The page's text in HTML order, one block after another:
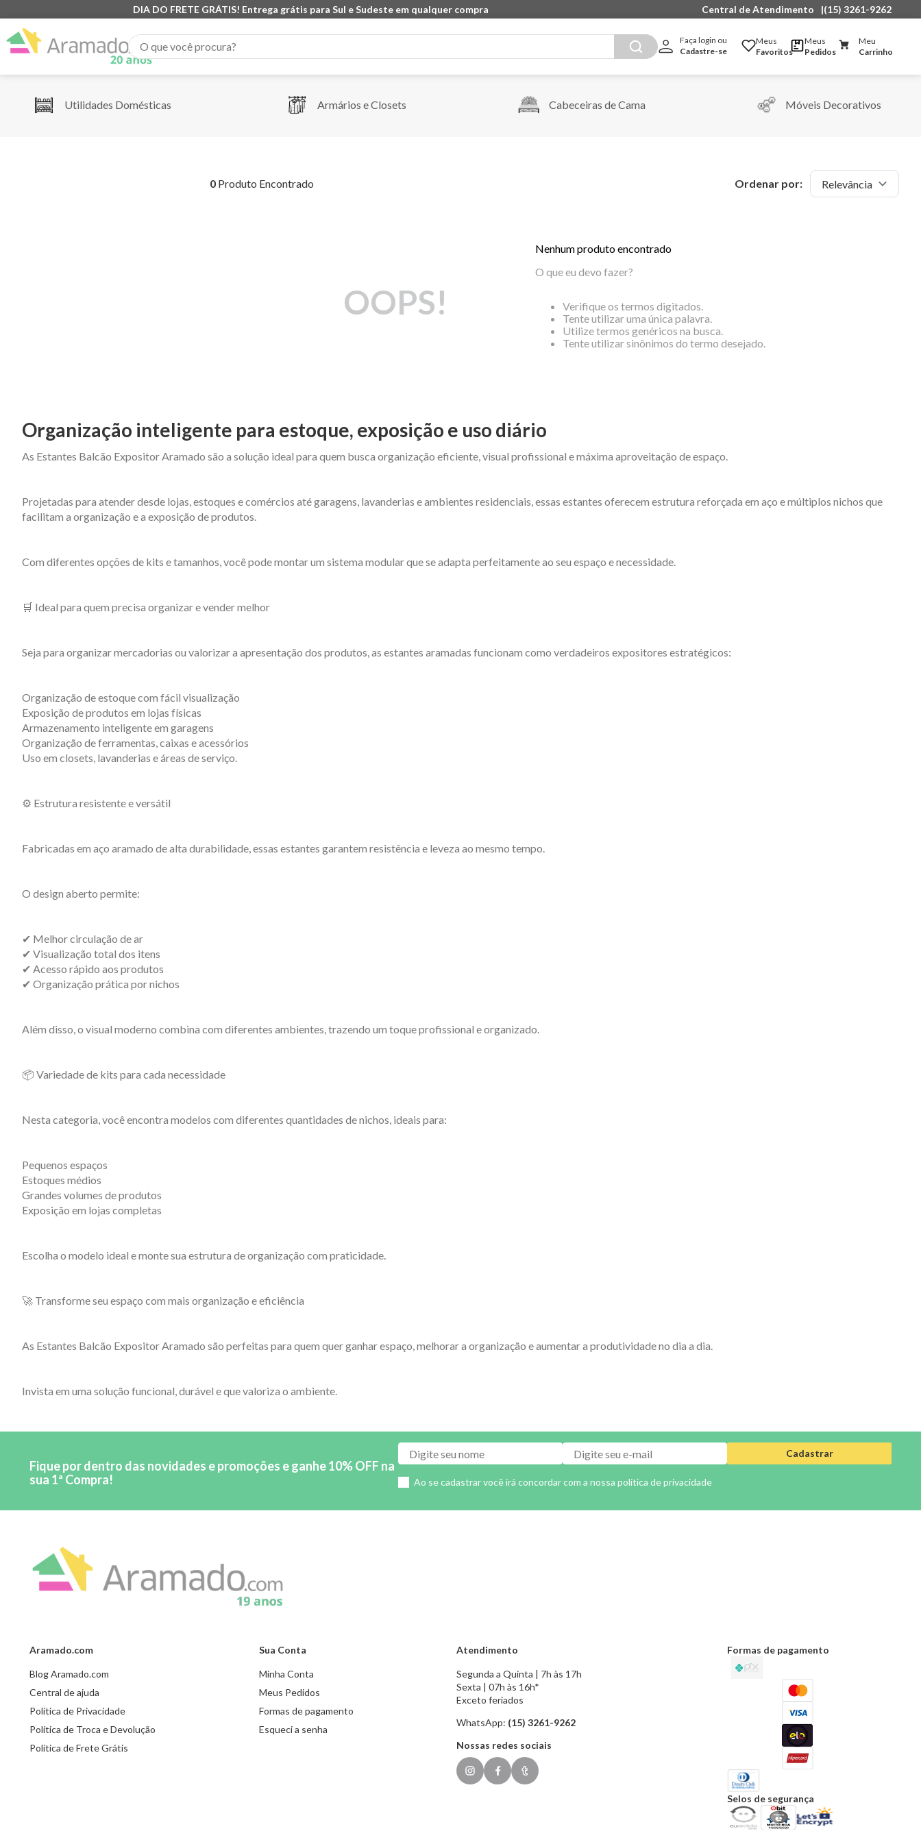
DIA DO FRETE GRÁTIS! Entrega grátis para Sul e Sudeste em qualquer compra Central de Atendimento |(15) 3261-9262
O que você procura?
Faça login ou
Cadastre-se
Meus
Favoritos
Meus
Pedidos
Meu
Carrinho
Utilidades Domésticas Armários e Closets Cabeceiras de Cama Móveis Decorativos
0 Produto Encontrado Ordenar por: Relevância
OOPS!
Nenhum produto encontrado
O que eu devo fazer?
Verifique os termos digitados.
Tente utilizar uma única palavra.
Utilize termos genéricos na busca.
Tente utilizar sinônimos do termo desejado.
Organização inteligente para estoque, exposição e uso diário
As Estantes Balcão Expositor Aramado são a solução ideal para quem busca organização eficiente, visual profissional e máxima aproveitação de espaço.
Projetadas para atender desde lojas, estoques e comércios até garagens, lavanderias e ambientes residenciais, essas estantes oferecem estrutura reforçada em aço e múltiplos nichos que
facilitam a organização e a exposição de produtos.
Com diferentes opções de kits e tamanhos, você pode montar um sistema modular que se adapta perfeitamente ao seu espaço e necessidade.
🛒 Ideal para quem precisa organizar e vender melhor
Seja para organizar mercadorias ou valorizar a apresentação dos produtos, as estantes aramadas funcionam como verdadeiros expositores estratégicos:
Organização de estoque com fácil visualização
Exposição de produtos em lojas físicas
Armazenamento inteligente em garagens
Organização de ferramentas, caixas e acessórios
Uso em closets, lavanderias e áreas de serviço.
⚙️ Estrutura resistente e versátil
Fabricadas em aço aramado de alta durabilidade, essas estantes garantem resistência e leveza ao mesmo tempo.
O design aberto permite:
✔ Melhor circulação de ar
✔ Visualização total dos itens
✔ Acesso rápido aos produtos
✔ Organização prática por nichos
Além disso, o visual moderno combina com diferentes ambientes, trazendo um toque profissional e organizado.
📦 Variedade de kits para cada necessidade
Nesta categoria, você encontra modelos com diferentes quantidades de nichos, ideais para:
Pequenos espaços
Estoques médios
Grandes volumes de produtos
Exposição em lojas completas
Escolha o modelo ideal e monte sua estrutura de organização com praticidade.
🚀 Transforme seu espaço com mais organização e eficiência
As Estantes Balcão Expositor Aramado são perfeitas para quem quer ganhar espaço, melhorar a organização e aumentar a produtividade no dia a dia.
Invista em uma solução funcional, durável e que valoriza o ambiente.
Fique por dentro das novidades e promoções e ganhe 10% OFF na
sua 1ª Compra!
Cadastrar
Ao se cadastrar você irá concordar com a nossapolítica de privacidade
Aramado.com
Blog Aramado.com
Central de ajuda
Política de Privacidade
Política de Troca e Devolução
Política de Frete Grátis
Sua Conta
Minha Conta
Meus Pedidos
Formas de pagamento
Esqueci a senha
Atendimento
Segunda a Quinta | 7h às 17h
Sexta | 07h às 16h*
Exceto feriados
WhatsApp: (15) 3261-9262
Nossas redes sociais
Formas de pagamento
Selos de segurança